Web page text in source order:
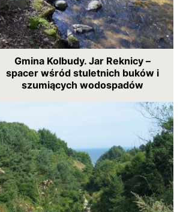
Gmina Kolbudy. Jar Reknicy –
spacer wśród stuletnich buków i
szumiących wodospadów